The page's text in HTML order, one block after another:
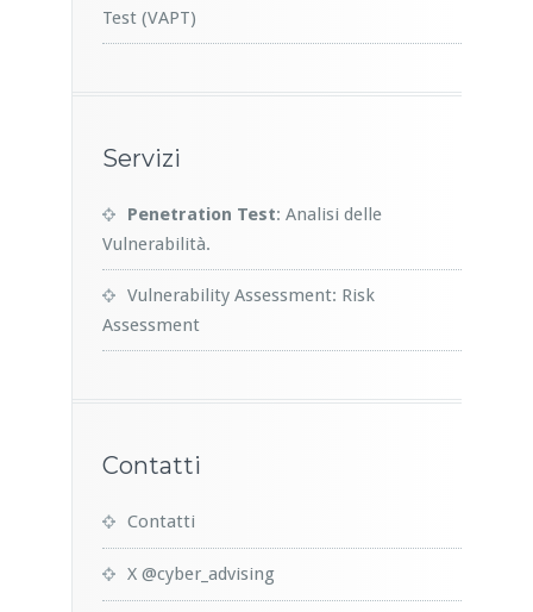
Test (VAPT)
Servizi
Penetration Test: Analisi delle
Vulnerabilità.
Vulnerability Assessment: Risk
Assessment
Contatti
Contatti
X @cyber_advising